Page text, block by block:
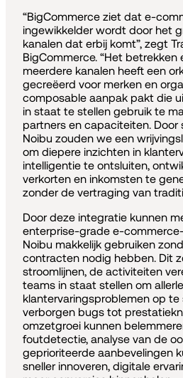
“BigCommerce ziet dat e-
ingewikkelder wordt door het
kanalen dat erbij komt”, zegt
BigCommerce. “Het betrekken
meerdere kanalen heeft een
gecreëerd voor merken en
composable aanpak pakt die
in staat te stellen gebruik te
partners en capaciteiten.
Noibu zouden we een
om diepere inzichten in
intelligentie te ontsluiten,
verkorten en inkomsten te
zonder de vertraging van
Door deze integratie kunnen
enterprise-grade e-
Noibu makkelijk gebruiken
contracten nodig hebben. Dit
stroomlijnen, de activiteiten
teams in staat stellen om
klantervaringsproblemen op te
verborgen bugs tot
omzetgroei kunnen
foutdetectie, analyse van de
geprioriteerde aanbevelingen
sneller innoveren, digitale